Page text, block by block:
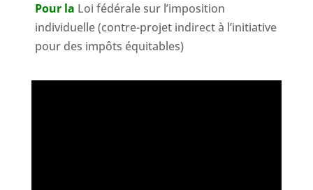
Pour la Loi fédérale sur l’imposition
individuelle (contre-projet indirect à l’initiative
pour des impôts équitables)